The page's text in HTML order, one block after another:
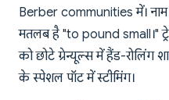
Berber communities में।
मतलब है "to pound small।"
को छोटे ग्रेन्यूल्स में हैंड-रोलिंग
के स्पेशल पॉट में स्टीमिंग।